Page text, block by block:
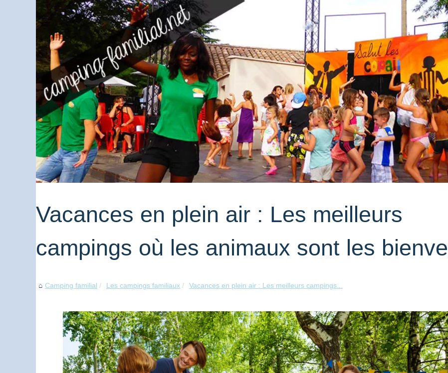
Vacances en plein air : Les meilleurs
campings où les animaux sont les
Camping familial Les campings familiaux Vacances en plein air : Les meilleurs campings...